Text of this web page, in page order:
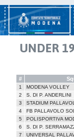
UNDER
#
1 MODENA VOLLEY
2
S. DI P. ANDERLINI
3
STADIUM
4
FB PALLAVOLO
5
POLISPORTIVA
6
S. DI P.
7
UNIVERSAL